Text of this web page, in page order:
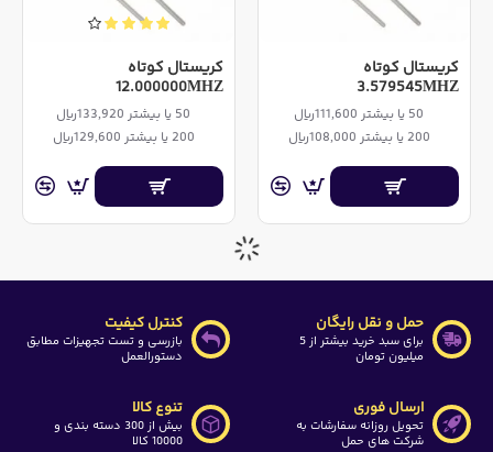
کریستال کوتاه
3.579545MHZ
50 یا بیشتر 111,600ریال
200 یا بیشتر 108,000ریال
کریستال کوتاه
12.000000MHZ
50 یا بیشتر 133,920ریال
200 یا بیشتر 129,600ریال
حمل و نقل رایگان
برای سبد خرید بیشتر از 5
میلیون تومان
کنترل کیفیت
بازرسی و تست تجهیزات مطابق
دستورالعمل
ارسال فوری
تحویل روزانه سفارشات به
شرکت های حمل
تنوع کالا
بیش از 300 دسته بندی و
10000 کالا